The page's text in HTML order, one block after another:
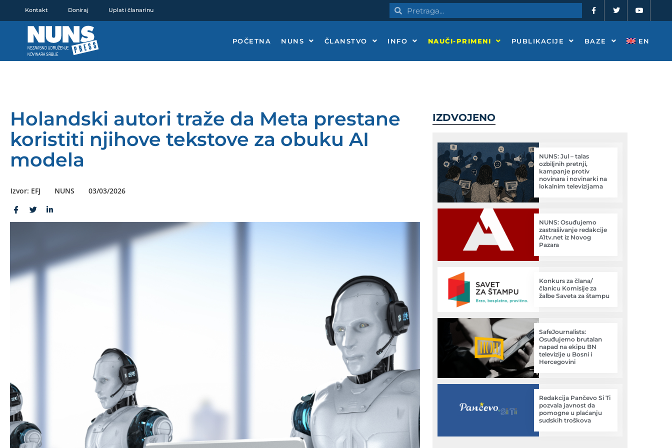
Kontakt Doniraj Uplati članarinu PretragaPretraga a
c
e
o
o
-
w
t
e
o
t
b
e
POČETNA NUNS ČLANSTVO INFO NAUČI-PRIMENI PUBLIKACIJE BAZE EN
Holandski autori traže da Meta prestane
koristiti njihove tekstove za obuku AI
modela
Izvor: EFJ NUNS 03/03/2026
IZDVOJENO
NUNS: Jul – talas
ozbiljnih pretnji,
kampanje protiv
novinara i novinarki na
lokalnim televizijama
NUNS: Osuđujemo
zastrašivanje redakcije
A1tv.net iz Novog
Pazara
Konkurs za člana/
članicu Komisije za
žalbe Saveta za štampu
SafeJournalists:
Osuđujemo brutalan
napad na ekipu BN
televizije u Bosni i
Hercegovini
Redakcija Pančevo Si Ti
pozvala javnost da
pomogne u plaćanju
sudskih troškova